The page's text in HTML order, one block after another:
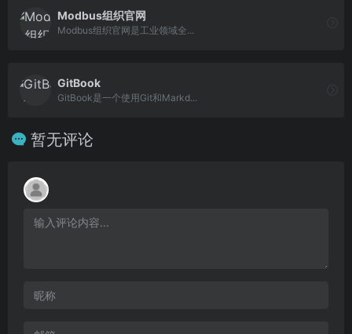
Modbus组织官网
Modbus组织官网是工业领域全...
GitBook
GitBook是一个使用Git和Markd...
暂无评论